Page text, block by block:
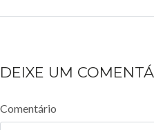
DEIXE UM
Comentário